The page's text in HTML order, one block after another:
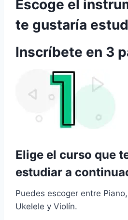
Escoge el
te gustaría
Inscríbete en 3
Elige el curso que
estudiar a
Puedes escoger entre
Ukelele y Violín.